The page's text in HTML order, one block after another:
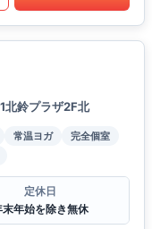
北鈴プラザ2F北
常温ヨガ
完全個室
定休日
末年始を除き無休